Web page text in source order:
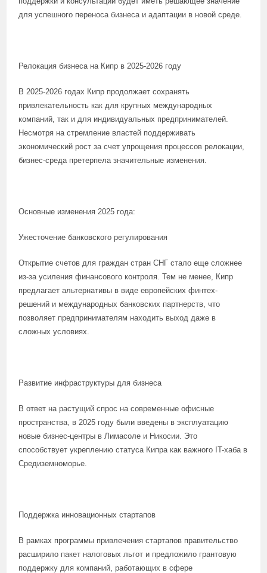
для успешного переноса бизнеса и адаптации в новой среде​​​​.
Релокация бизнеса на Кипр в 2025-2026 году
В 2025-2026 годах Кипр продолжает сохранять
привлекательность как для крупных международных
компаний, так и для индивидуальных предпринимателей.
Несмотря на стремление властей поддерживать
экономический рост за счет упрощения процессов релокации,
бизнес-среда претерпела значительные изменения.
Основные изменения 2025 года:
Ужесточение банковского регулирования
Открытие счетов для граждан стран СНГ стало еще сложнее
из-за усиления финансового контроля. Тем не менее, Кипр
предлагает альтернативы в виде европейских финтех-
решений и международных банковских партнерств, что
позволяет предпринимателям находить выход даже в
сложных условиях.
Развитие инфраструктуры для бизнеса
В ответ на растущий спрос на современные офисные
пространства, в 2025 году были введены в эксплуатацию
новые бизнес-центры в Лимасоле и Никосии. Это
способствует укреплению статуса Кипра как важного IT-хаба в
Средиземноморье.
Поддержка инновационных стартапов
В рамках программы привлечения стартапов правительство
расширило пакет налоговых льгот и предложило грантовую
поддержку для компаний, работающих в сфере